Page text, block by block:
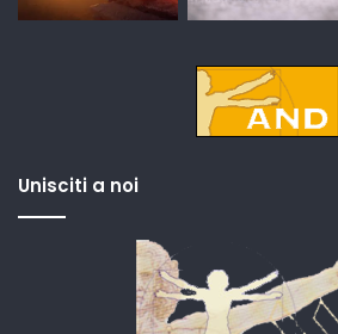
Unisciti a noi